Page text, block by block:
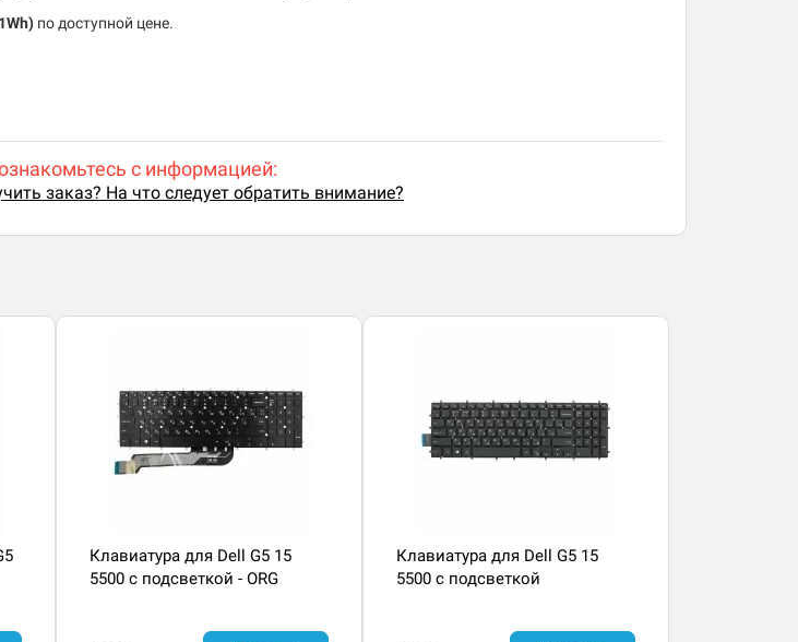
по доступной цене.
с информацией:
заказ? На что следует обратить внимание?
Клавиатура для Dell G5 15
5500 с подсветкой - ORG
Клавиатура для Dell G5 15
5500 с подсветкой